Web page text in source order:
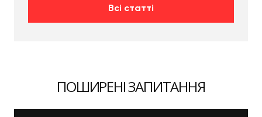
Всі статті
ПОШИРЕНІ ЗАПИТАННЯ